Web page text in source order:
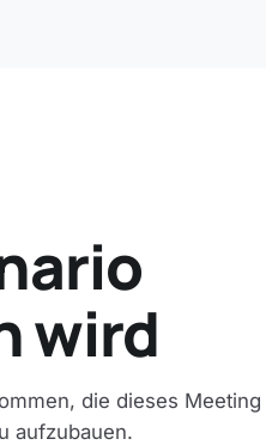
wird
die dieses
aufzubauen.